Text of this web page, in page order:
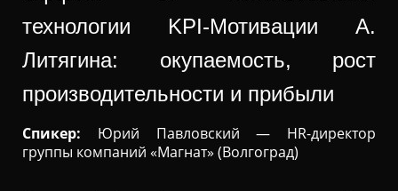
технологии KPI-Мотивации А.
Литягина: окупаемость, рост
производительности и прибыли
Спикер: Юрий Павловский — HR-директор
группы компаний «Магнат» (Волгоград)